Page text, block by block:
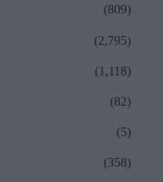
(809)
(2,795)
(1,118)
(82)
(5)
(358)